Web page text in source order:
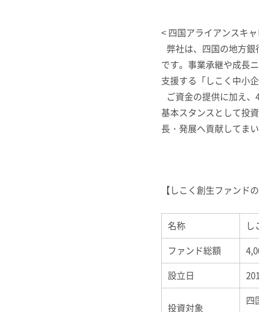
< 四国アライアンスキ
弊社は、四国の地方銀
です。事業承継や成長
支援する「しこく中小
ご資金の提供に加え、
基本スタンスとして投
長・発展へ貢献してまい
【しこく創生ファンドの
名称
し
ファンド総額
設立日
投資対象
四